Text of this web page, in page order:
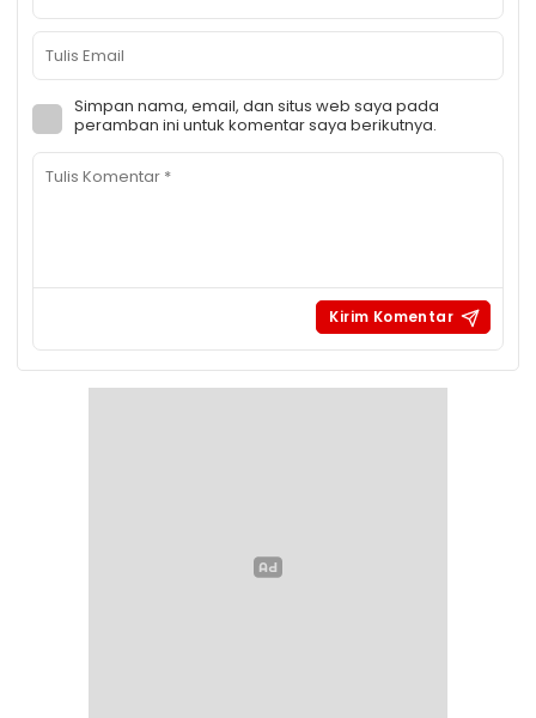
Simpan nama, email, dan situs web saya pada
peramban ini untuk komentar saya berikutnya.